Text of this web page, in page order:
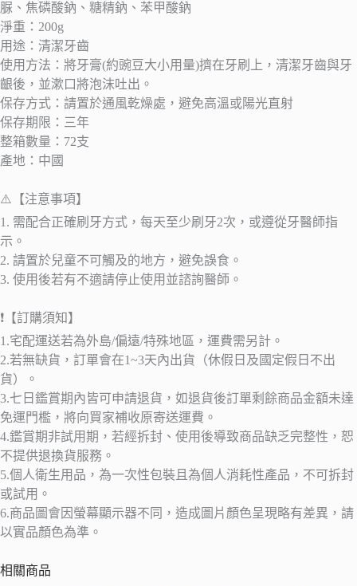
脲、焦磷酸鈉、糖精鈉、苯甲酸鈉
淨重：200g
用途：清潔牙齒
使用方法：將牙膏(約豌豆大小用量)擠在牙刷上，清潔牙齒與牙
齦後，並漱口將泡沫吐出。
保存方式：請置於通風乾燥處，避免高溫或陽光直射
保存期限：三年
整箱數量：72支
產地：中國
⚠️【注意事項】
1. 需配合正確刷牙方式，每天至少刷牙2次，或遵從牙醫師指
示。
2. 請置於兒童不可觸及的地方，避免誤食。
3. 使用後若有不適請停止使用並諮詢醫師。
❗【訂購須知】
1.宅配運送若為外島/偏遠/特殊地區，運費需另計。
2.若無缺貨，訂單會在1~3天內出貨（休假日及國定假日不出
貨）。
3.七日鑑賞期內皆可申請退貨，如退貨後訂單剩餘商品金額未達
免運門檻，將向買家補收原寄送運費。
4.鑑賞期非試用期，若經拆封、使用後導致商品缺乏完整性，恕
不提供退換貨服務。
5.個人衛生用品，為一次性包裝且為個人消耗性產品，不可拆封
或試用。
6.商品圖會因螢幕顯示器不同，造成圖片顏色呈現略有差異，請
以實品顏色為準。
相關商品